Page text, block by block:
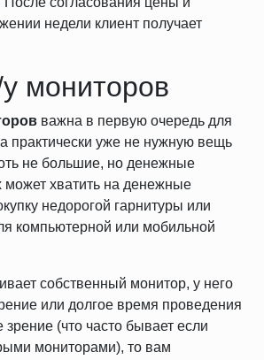
недели клиент получает
мониторов
важна в первую очередь для
практически уже не нужную вещь
не большие, но денежные
может хватить на денежные
недорогой гарнитуры или
компьютерной или мобильной
собственный монитор, у него
или долгое время проведения
(что часто бывает если
мониторами), то вам